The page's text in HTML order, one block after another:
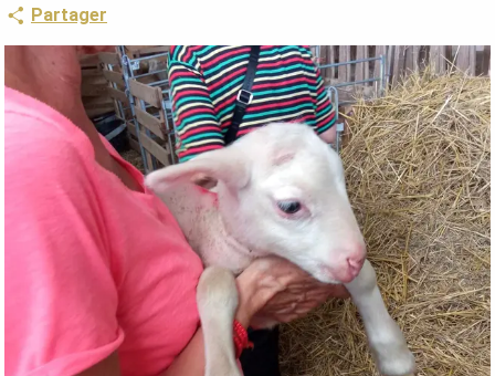
Partager